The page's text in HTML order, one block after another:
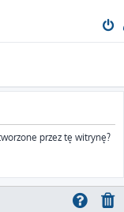
przez tę witrynę?